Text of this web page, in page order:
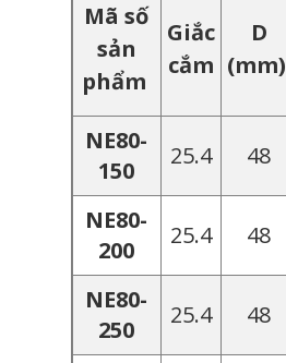
Mã số
sản
phẩm
Giắc
cắm
D
(mm)
NE80-
150
25.4 48
NE80-
200
25.4 48
NE80-
250
25.4 48